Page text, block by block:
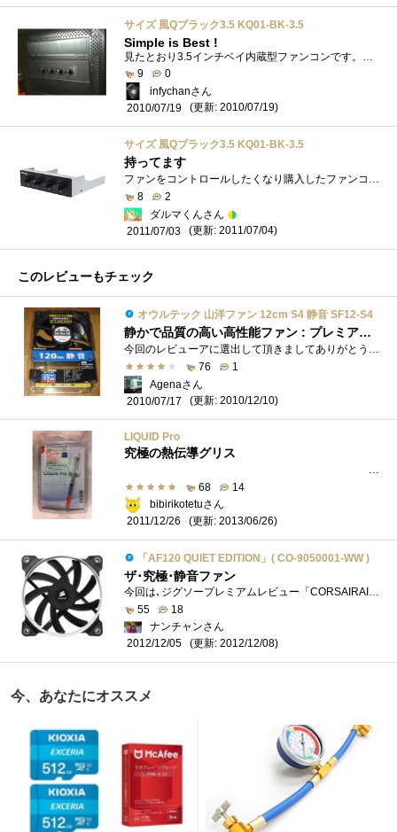
サイズ 風Qブラック3.5 KQ01-BK-3.5
Simple is Best !
9
0
infychanさん
2010/07/19
(更新: 2010/07/19)
サイズ 風Qブラック3.5 KQ01-BK-3.5
持ってます
ファンをコントロールしたくなり購入したファンコン「風Ｑ」です初めての購入なので安い物をと思い購入しました私は購入当初、ファンを止め�...
8
2
ダルマくんさん
2011/07/03
(更新: 2011/07/04)
このレビューもチェック
オウルテック 山洋ファン 12cm S4 静音 SF12-S4
静かで品質の高い高性能ファン : プレミアムレビュー！
今回のレビューアに選出して頂きましてありがとうございます！製品が到着したのでレビューしていきます。アイテム情報の写真を見るとモータ�...
76
1
Agenaさん
2010/07/17
(更新: 2010/12/10)
LIQUID Pro
究極の熱伝導グリス
最終更新日2013/6/26塗り方・他のグリスとの比較�...
68
14
bibirikotetuさん
2011/12/26
(更新: 2013/06/26)
「AF120 QUIET EDITION」( CO-9050001-WW )
ザ･究極･静音ファン
今回は､ジグソープレミアムレビュー「CORSAIRAIRSERIES」で「AF120QUIETEDITION」と「AF140QUIETEDITION」をレビューさせていただきます｡それでは､「AF120QUIE...
55
18
ナンチャンさん
2012/12/05
(更新: 2012/12/08)
今、あなたにオススメ